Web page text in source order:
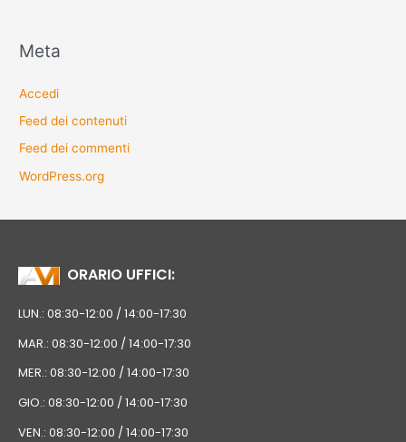
Meta
Accedi
Feed dei contenuti
Feed dei commenti
WordPress.org
ORARIO UFFICI:
LUN.: 08:30-12:00 / 14:00-17:30
MAR.: 08:30-12:00 / 14:00-17:30
MER.: 08:30-12:00 / 14:00-17:30
GIO.: 08:30-12:00 / 14:00-17:30
VEN.: 08:30-12:00 / 14:00-17:30